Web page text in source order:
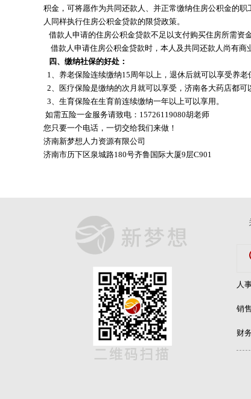
积金，可将愿作为共同还款人、并正常缴纳住房公积金的
人同样执行住房公积金贷款的限贷政策。
借款人申请的住房公积金贷款不足以支付购买住房所需资
借款人申请住房公积金贷款时，本人及共同还款人尚有商
四、缴纳社保的好处：
1、养老保险连续缴纳15周年以上，退休后就可以享受养老
2、医疗保险是缴纳的次月就可以享受，济南各大药店都可
3、生育保险在生育前连续缴纳一年以上可以享用。
如需五险一金服务请致电：15726119080胡老师
您只要一个电话，一切交给我们来做！
济南新梦想人力资源有限公司
济南市历下区泉城路180号齐鲁国际大厦9层C901
人
销
财